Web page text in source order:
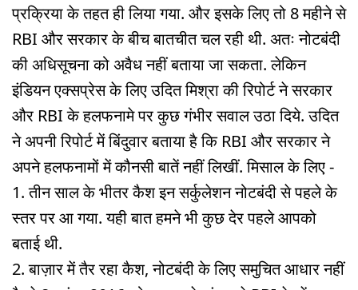
प्रक्रिया के तहत ही लिया गया. और इसके लिए तो 8 महीने से
RBI और सरकार के बीच बातचीत चल रही थी. अतः नोटबंदी
की अधिसूचना को अवैध नहीं बताया जा सकता. लेकिन
इंडियन एक्सप्रेस के लिए उदित मिश्रा की रिपोर्ट ने सरकार
और RBI के हलफनामे पर कुछ गंभीर सवाल उठा दिये. उदित
ने अपनी रिपोर्ट में बिंदुवार बताया है कि RBI और सरकार ने
अपने हलफनामों में कौनसी बातें नहीं लिखीं. मिसाल के लिए -
1. तीन साल के भीतर कैश इन सर्कुलेशन नोटबंदी से पहले के
स्तर पर आ गया. यही बात हमने भी कुछ देर पहले आपको
बताई थी.
2. बाज़ार में तैर रहा कैश, नोटबंदी के लिए समुचित आधार नहीं